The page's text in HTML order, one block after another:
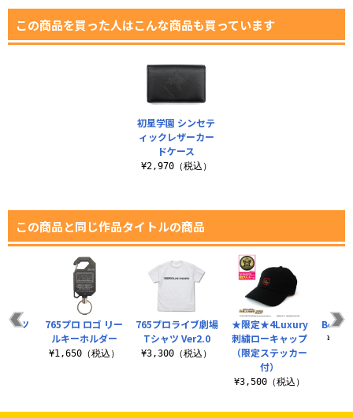
この商品を買った人はこんな商品も買っています
初星学園 シンセテ
ィックレザーカー
ドケース
¥2,970（税込）
この商品と同じ作品タイトルの商品
765プロライブ劇場
Tシャツ Ver2.0
¥3,300（税込）
★限定★4Luxury
刺繍ローキャップ
（限定ステッカー
付）
¥3,500（税込）
ャツ
765プロ ロゴ リー
ルキーホルダー
¥1,650（税込）